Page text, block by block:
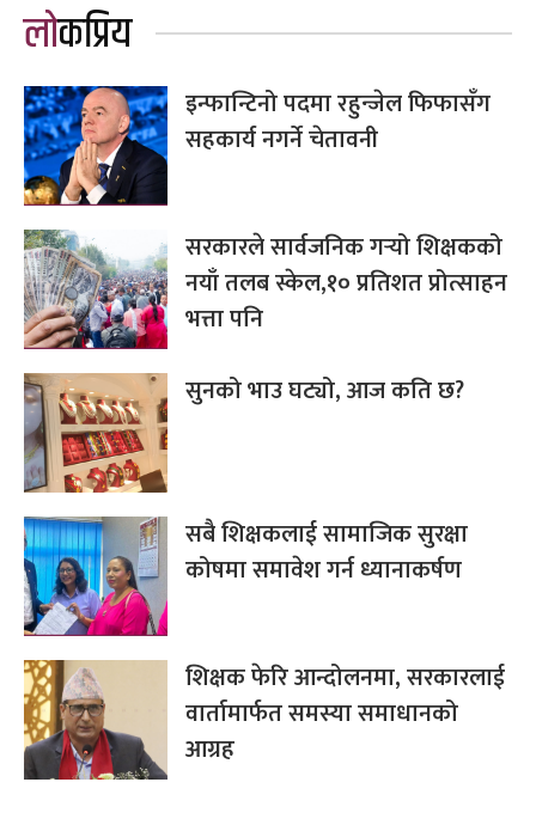
लोकप्रिय
इन्फान्टिनो पदमा रहुन्जेल फिफासँग
सहकार्य नगर्ने चेतावनी
सरकारले सार्वजनिक गर्‍यो शिक्षकको
नयाँ तलब स्केल,१० प्रतिशत प्रोत्साहन
भत्ता पनि
सुनको भाउ घट्यो, आज कति छ?
सबै शिक्षकलाई सामाजिक सुरक्षा
कोषमा समावेश गर्न ध्यानाकर्षण
शिक्षक फेरि आन्दोलनमा, सरकारलाई
वार्तामार्फत समस्या समाधानको
आग्रह